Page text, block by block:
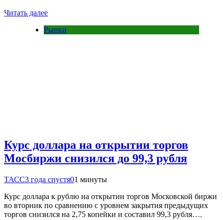
Читать далее
Рынки
Курс доллара на открытии торгов
Мосбиржи снизился до 99,3 рубля
ТАСС3 года спустя01 минуты
Курс доллара к рублю на открытии торгов Московской биржи
во вторник по сравнению с уровнем закрытия предыдущих
торгов снизился на 2,75 копейки и составил 99,3 рубля….